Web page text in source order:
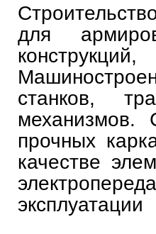
для
станков,
механизмов.
прочных
качестве
эксплуатации